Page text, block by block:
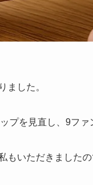
ました。
プを見直し、9フ
もいただきましたの